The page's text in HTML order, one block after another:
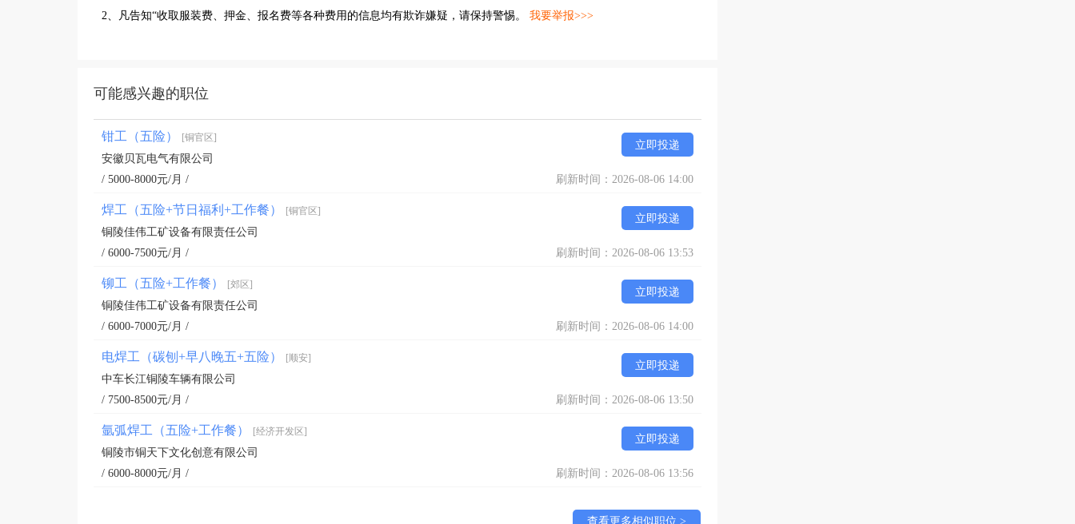
2、凡告知“收取服装费、押金、报名费等各种费用的信息均有欺诈嫌疑，请保持警惕。 我要举报>>>
可能感兴趣的职位
钳工（五险） [铜官区]
立即投递
安徽贝瓦电气有限公司
/ 5000-8000元/月 /
刷新时间：2026-08-06 14:00
焊工（五险+节日福利+工作餐） [铜官区]
立即投递
铜陵佳伟工矿设备有限责任公司
/ 6000-7500元/月 /
刷新时间：2026-08-06 13:53
铆工（五险+工作餐） [郊区]
立即投递
铜陵佳伟工矿设备有限责任公司
/ 6000-7000元/月 /
刷新时间：2026-08-06 14:00
电焊工（碳刨+早八晚五+五险） [顺安]
立即投递
中车长江铜陵车辆有限公司
/ 7500-8500元/月 /
刷新时间：2026-08-06 13:50
氩弧焊工（五险+工作餐） [经济开发区]
立即投递
铜陵市铜天下文化创意有限公司
/ 6000-8000元/月 /
刷新时间：2026-08-06 13:56
查看更多相似职位 >